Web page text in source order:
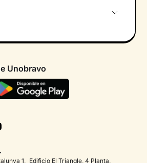
Unobravo
1, Edificio El Triangle, 4 Planta,